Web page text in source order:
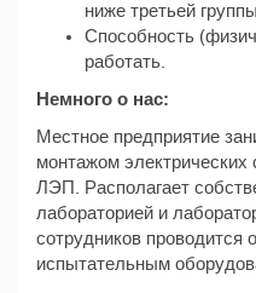
ниже третьей
Способность
работать.
Немного о нас:
Местное предприятие
монтажом
ЛЭП. Располагает
лабораторией и
сотрудников проводится
испытательным